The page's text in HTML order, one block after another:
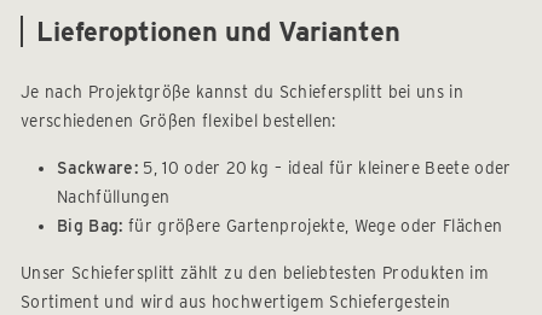
Lieferoptionen und Varianten
Je nach Projektgröße kannst du Schiefersplitt bei uns in
verschiedenen Größen flexibel bestellen:
Sackware: 5, 10 oder 20 kg – ideal für kleinere Beete oder
Nachfüllungen
Big Bag:für größere Gartenprojekte, Wege oder Flächen
Unser Schiefersplitt zählt zu den beliebtesten Produkten im
Sortiment und wird aus hochwertigem Schiefergestein